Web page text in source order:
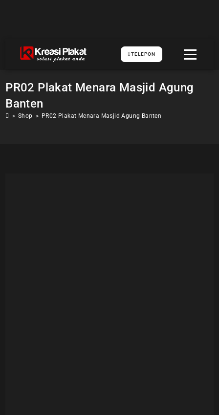
TELEPON
PR02 Plakat Menara Masjid Agung
Banten
> Shop > PR02 Plakat Menara Masjid Agung Banten